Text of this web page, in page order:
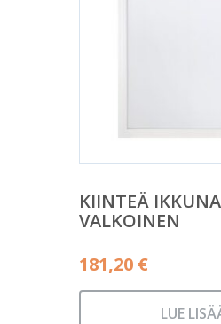
KIINTEÄ
VALKOINEN
181,20 €
LUE